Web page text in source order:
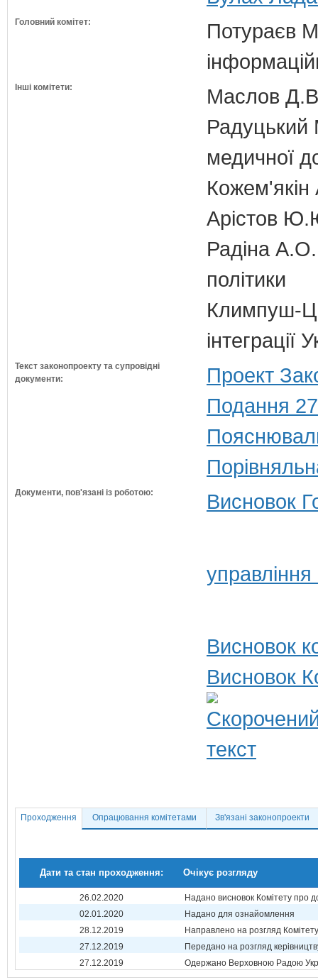
Головний комітет:
Потураєв
Інші комітети:
Маслов Д.В.
Радуцький
медичної
Кожем'якін
Арістов
Радіна А.О.
політики
Климпуш-
Текст законопроекту та супровідні
документи:
Проект
Подання
Документи, пов'язані із роботою: Висновок
Висновок
Висновок
Проходження Опрацювання комітетами Зв'язані законопроекти
Дати та стан проходження: Очікує розгляду
26.02.2020
Надано висновок Комітету про
02.01.2020
Надано для ознайомлення
28.12.2019
Направлено на розгляд Комітету
27.12.2019
Передано на розгляд
27.12.2019
Одержано Верховною Радою